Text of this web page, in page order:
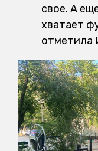
свое. А
хватает
отметила